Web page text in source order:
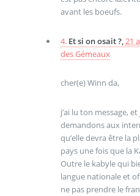
avant les boeufs.
4. Et si on osait ?,21
des Gémeaux
cher(e) Winn da,
j’ai lu ton message,
demandons aux
qu’elle devra être la
pays une fois que la
Outre le kabyle qui
langue nationale et
ne pas prendre le